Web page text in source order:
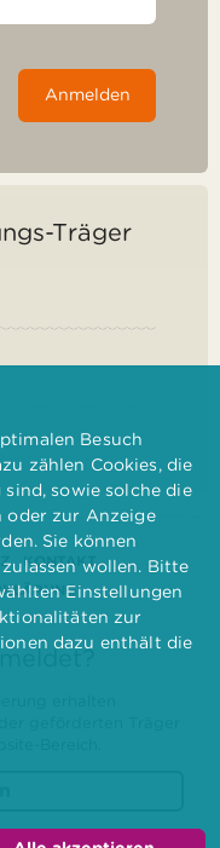
Anmelden
Träger
KONTAKT
geförderten Träger
Besuch
zählen Cookies, die
sowie solche die
oder zur Anzeige
Sie können
wollen. Bitte
Einstellungen
zur
dazu enthält die